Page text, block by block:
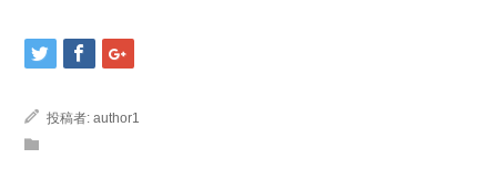
投稿者: author1